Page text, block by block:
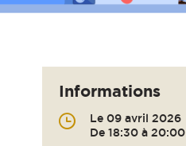
Informations
Le 09 avril 2026
De 18:30 à 20:00